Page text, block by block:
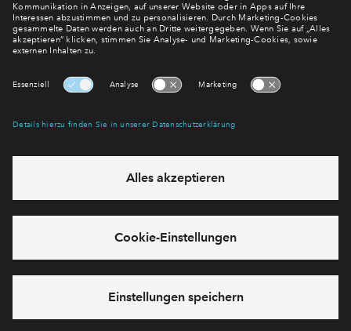
regelmäßig erscheinenden Newsletter informieren wir Sie
über den Stand dieses und weiterer Neubauprojekte.
Abonnieren
für unsereDatenschutzerklärung
Formular: